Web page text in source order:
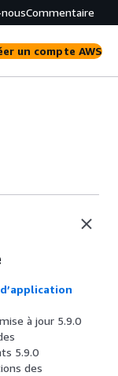
Commentaire
un compte AWS
à jour 5.9.0
5.9.0
des